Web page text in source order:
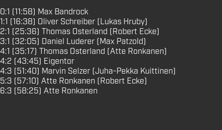
0:1 (11:58) Max Bandrock
1:1 (16:38) Oliver Schreiber (Lukas Hruby)
2:1 (25:36) Thomas Osterland (Robert Ecke)
3:1 (32:05) Daniel Luderer (Max Patzold)
4:1 (35:17) Thomas Osterland (Atte Ronkanen)
4:2 (43:45) Eigentor
4:3 (51:40) Marvin Selzer (Juha-Pekka Kuittinen)
5:3 (57:10) Atte Ronkanen (Robert Ecke)
6:3 (58:25) Atte Ronkanen